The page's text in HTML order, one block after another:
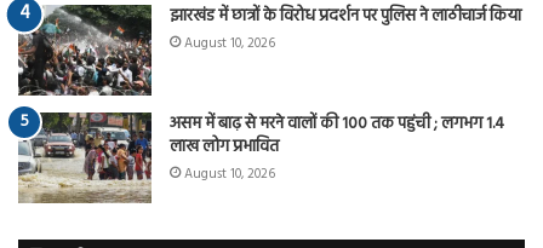
झारखंड में छात्रों के विरोध प्रदर्शन पर पुलिस ने लाठीचार्ज किया
August 10, 2026
असम में बाढ़ से मरने वालों की 100 तक पहुंची ; लगभग 1.4
लाख लोग प्रभावित
August 10, 2026